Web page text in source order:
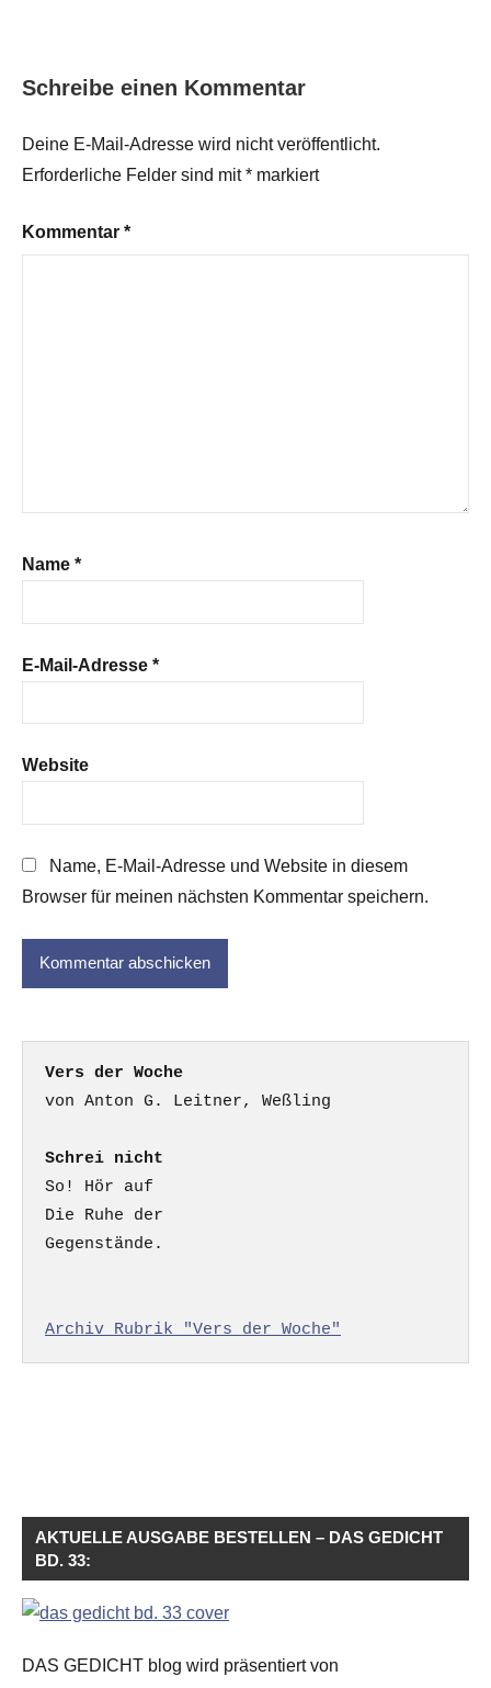
Schreibe einen Kommentar
Deine E-Mail-Adresse wird nicht veröffentlicht.
Erforderliche Felder sind mit* markiert
Kommentar *
Name *
E-Mail-Adresse *
Website
Name, E-Mail-Adresse und Website in diesem
Browser für meinen nächsten Kommentar speichern.
Vers der Woche
Schrei nicht
So! Hör auf
Die Ruhe der
Gegenstände.
Archiv Rubrik "Vers der Woche"
AKTUELLE AUSGABE BESTELLEN – DAS GEDICHT
BD. 33:
DAS GEDICHT blog wird präsentiert von